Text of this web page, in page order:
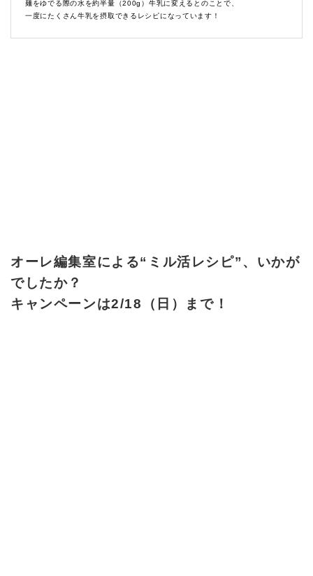
麺をゆでる際の水を約半量（200g）牛乳に変えるとのことで、
一度にたくさん牛乳を摂取できるレシピになっています！
オーレ編集室による“ミル活レシピ”、いかが
でしたか？
キャンペーンは2/18（日）まで！